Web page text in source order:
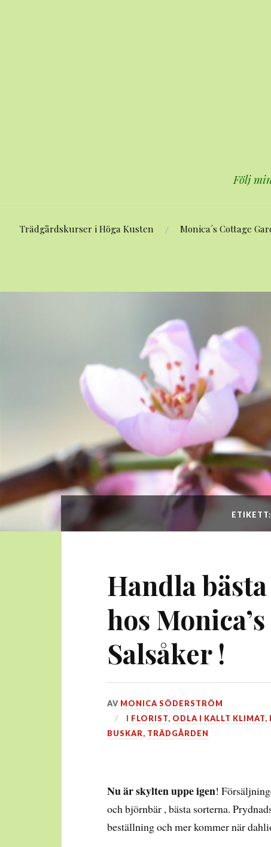
Följ
Trädgårdskurser i Höga Kusten Monica´s Cottage
Handla
hos
Salsåker !
DEN
JUNI,
AV MONICA SÖDERSTRÖM
I FLORIST, ODLA I KALLT KLIMAT,
BUSKAR, TRÄDGÅRDEN
Nu är skylten uppe igen!
och björnbär , bästa sorterna.
beställning och mer kommer när